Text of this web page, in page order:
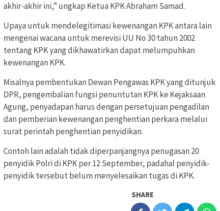
akhir-akhir ini,” ungkap Ketua KPK Abraham Samad.
Upaya untuk mendelegitimasi kewenangan KPK antara lain
mengenai wacana untuk merevisi UU No 30 tahun 2002
tentang KPK yang dikhawatirkan dapat melumpuhkan
kewenangan KPK.
Misalnya pembentukan Dewan Pengawas KPK yang ditunjuk
DPR, pengembalian fungsi penuntutan KPK ke Kejaksaan
Agung, penyadapan harus dengan persetujuan pengadilan
dan pemberian kewenangan penghentian perkara melalui
surat perintah penghentian penyidikan.
Contoh lain adalah tidak diperpanjangnya penugasan 20
penyidik Polri di KPK per 12 September, padahal penyidik-
penyidik tersebut belum menyelesaikan tugas di KPK.
SHARE